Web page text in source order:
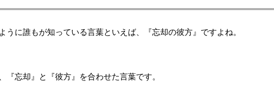
うに誰もが知っている言葉といえば、『忘却の彼方』ですよね。
『忘却』と『彼方』を合わせた言葉です。